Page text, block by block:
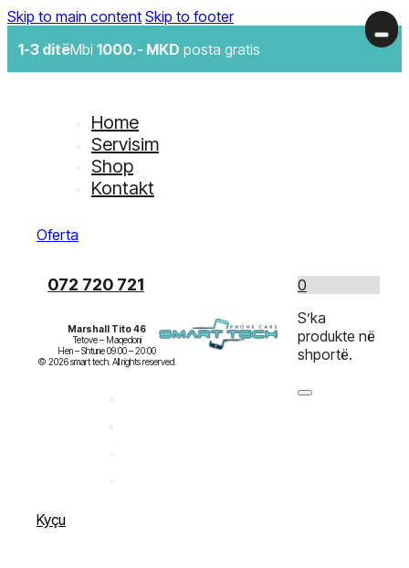
Skip to main content Skip to footer
1-3 ditëMbi 1000.- MKD posta gratis
Home
Servisim
Shop
Kontakt
Oferta
072 720 721
Marshall Tito 46
Tetove – Maqedoni
Hen – Shtune 09:00 – 20:00
Kyçu
0
S’ka
produkte në
shportë.